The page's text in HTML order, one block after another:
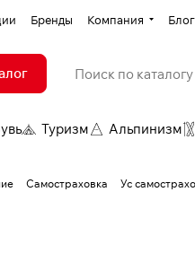
Бренды Компания Блог
Туризм Альпинизм
Самостраховка Ус